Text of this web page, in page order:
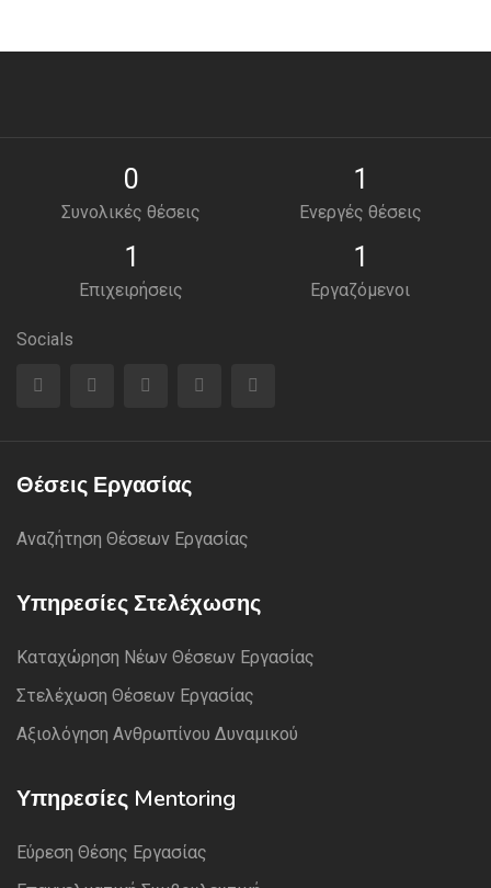
Συνολικές θέσεις
0
Ενεργές θέσεις
1
Επιχειρήσεις
1
Εργαζόμενοι
1
Socials
Θέσεις Εργασίας
Αναζήτηση Θέσεων Εργασίας
Υπηρεσίες Στελέχωσης
Καταχώρηση Νέων Θέσεων Εργασίας
Στελέχωση Θέσεων Εργασίας
Αξιολόγηση Ανθρωπίνου Δυναμικού
Υπηρεσίες Mentoring
Εύρεση Θέσης Εργασίας